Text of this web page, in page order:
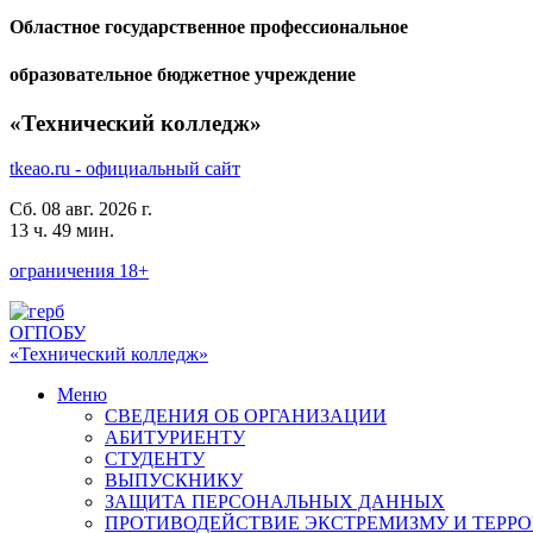
Областное государственное профессиональное
образовательное бюджетное учреждение
«Технический колледж»
tkeao.ru - официальный сайт
Сб. 08 авг. 2026 г.
13 ч. 49 мин.
ограничения 18+
ОГПОБУ
«Технический колледж»
Меню
СВЕДЕНИЯ ОБ ОРГАНИЗАЦИИ
АБИТУРИЕНТУ
СТУДЕНТУ
ВЫПУСКНИКУ
ЗАЩИТА ПЕРСОНАЛЬНЫХ ДАННЫХ
ПРОТИВОДЕЙСТВИЕ ЭКСТРЕМИЗМУ И